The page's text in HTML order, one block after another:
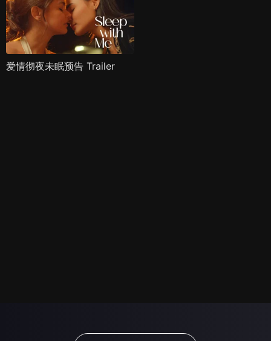
爱情彻夜未眠预告 Trailer